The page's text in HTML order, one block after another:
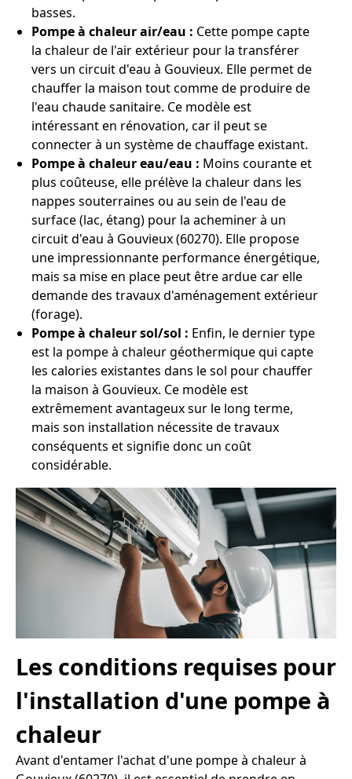
basses.
Pompe à chaleur air/eau : Cette pompe capte
la chaleur de l'air extérieur pour la transférer
vers un circuit d'eau à Gouvieux. Elle permet de
chauffer la maison tout comme de produire de
l'eau chaude sanitaire. Ce modèle est
intéressant en rénovation, car il peut se
connecter à un système de chauffage existant.
Pompe à chaleur eau/eau : Moins courante et
plus coûteuse, elle prélève la chaleur dans les
nappes souterraines ou au sein de l'eau de
surface (lac, étang) pour la acheminer à un
circuit d'eau à Gouvieux (60270). Elle propose
une impressionnante performance énergétique,
mais sa mise en place peut être ardue car elle
demande des travaux d'aménagement extérieur
(forage).
Pompe à chaleur sol/sol : Enfin, le dernier type
est la pompe à chaleur géothermique qui capte
les calories existantes dans le sol pour chauffer
la maison à Gouvieux. Ce modèle est
extrêmement avantageux sur le long terme,
mais son installation nécessite de travaux
conséquents et signifie donc un coût
considérable.
Les conditions requises pour
l'installation d'une pompe à
chaleur
Avant d'entamer l'achat d'une pompe à chaleur à